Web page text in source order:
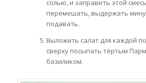
солью, и заправить этой
перемешать, выдержать
подавать.
Выложить салат для каждой
сверху посыпать тёртым
базиликом.